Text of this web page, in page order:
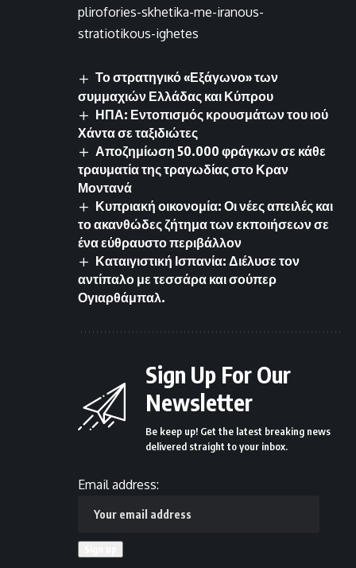
plirofories-skhetika-me-iranous-
stratiotikous-ighetes
Το στρατηγικό «Εξάγωνο» των
συμμαχιών Ελλάδας και Κύπρου
ΗΠΑ: Εντοπισμός κρουσμάτων του ιού
Χάντα σε ταξιδιώτες
Αποζημίωση 50.000 φράγκων σε κάθε
τραυματία της τραγωδίας στο Κραν
Μοντανά
Κυπριακή οικονομία: Οι νέες απειλές και
το ακανθώδες ζήτημα των εκποιήσεων σε
ένα εύθραυστο περιβάλλον
Καταιγιστική Ισπανία: Διέλυσε τον
αντίπαλο με τεσσάρα και σούπερ
Ογιαρθάμπαλ.
Sign Up For Our
Newsletter
Be keep up! Get the latest breaking news
delivered straight to your inbox.
Email address: